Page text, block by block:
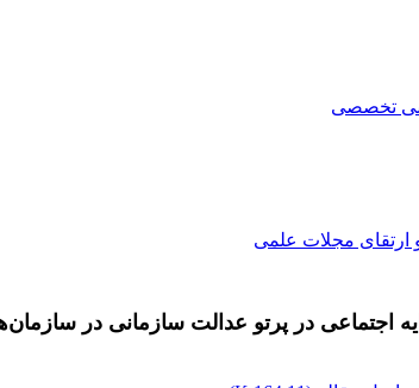
تخصصی
ارتقای مجلات علمی
اجتماعی در پرتو عدالت سازمانی در